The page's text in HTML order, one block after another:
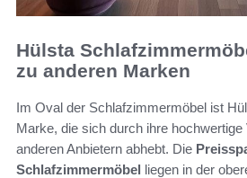
Hülsta
zu anderen Marken
Im Oval der Schlafzimmermöbel ist
Marke, die sich durch ihre hochwertige
anderen Anbietern abhebt. Die
Schlafzimmermöbel liegen in der